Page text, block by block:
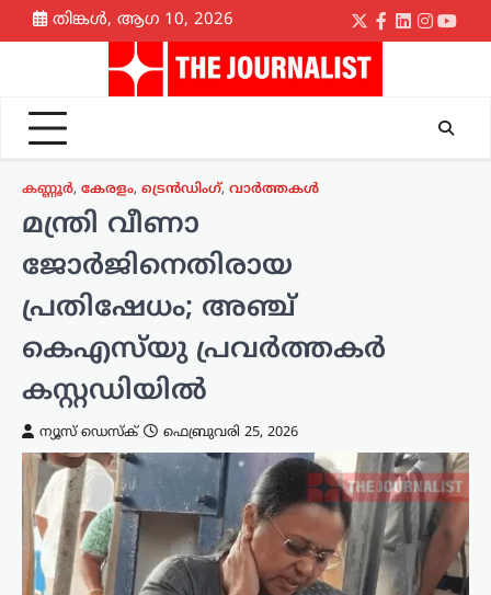
Skip
to
തിങ്കൾ, ആഗ 10, 2026
Twitter
Facebook
LinkedIn
കണ്ണൂർ, കേരളം, ട്രെൻഡിംഗ്, വാർത്തകൾ
മന്ത്രി വീണാ
ജോർജിനെതിരായ
പ്രതിഷേധം; അഞ്ച്
കെഎസ്‍യു പ്രവർത്തകർ
കസ്റ്റഡിയിൽ
ന്യൂസ് ഡെസ്ക് ഫെബ്രുവരി 25, 2026